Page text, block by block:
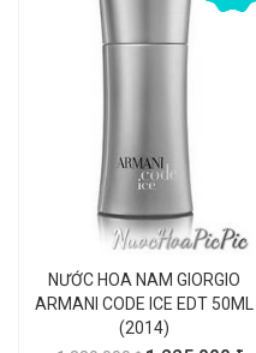
NƯỚC HOA NAM GIORGIO
ARMANI CODE ICE EDT 50ML
(2014)